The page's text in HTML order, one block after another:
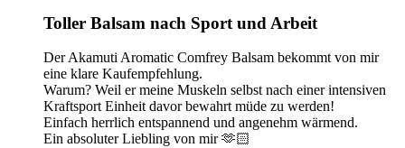
Toller Balsam nach Sport und Arbeit
Der Akamuti Aromatic Comfrey Balsam bekommt von mir
eine klare Kaufempfehlung.
Warum? Weil er meine Muskeln selbst nach einer intensiven
Kraftsport Einheit davor bewahrt müde zu werden!
Einfach herrlich entspannend und angenehm wärmend.
Ein absoluter Liebling von mir 🫶🏻